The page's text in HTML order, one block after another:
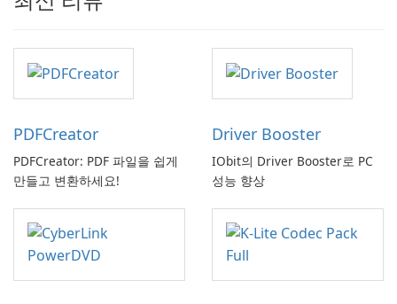
PDFCreator
PDFCreator: PDF 파일을 쉽게
만들고 변환하세요!
Driver Booster
IObit의 Driver Booster로 PC
성능 향상